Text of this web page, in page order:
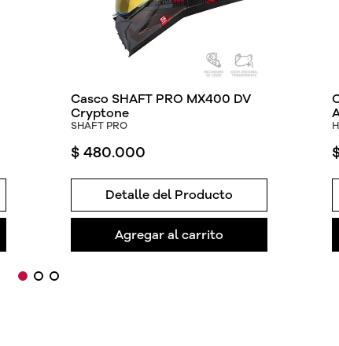
Casco SHAFT PRO MX400 DV
Cryptone
SHAFT PRO
$ 480.000
Detalle del Producto
Agregar al carrito